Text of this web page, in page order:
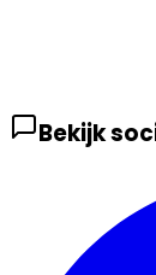
Bekijk